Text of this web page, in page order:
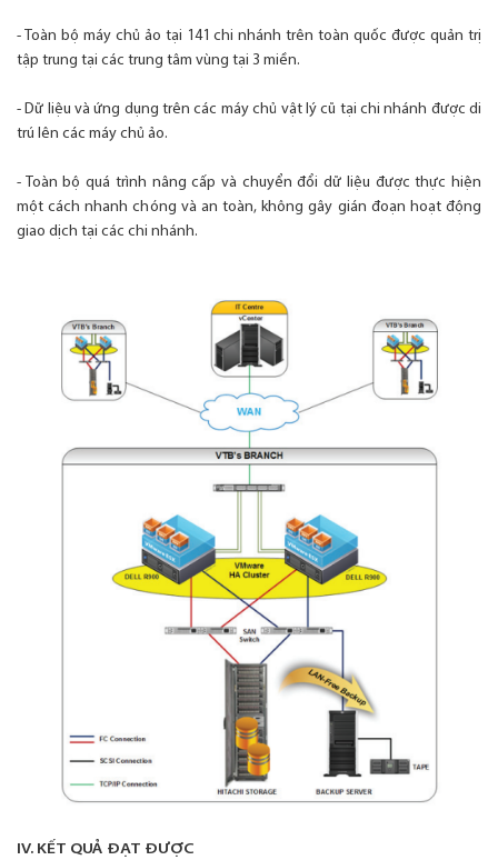
- Toàn bộ máy chủ ảo tại 141 chi nhánh trên toàn quốc được quản trị
tập trung tại các trung tâm vùng tại 3 miền.
- Dữ liệu và ứng dụng trên các máy chủ vật lý cũ tại chi nhánh được di
trú lên các máy chủ ảo.
- Toàn bộ quá trình nâng cấp và chuyển đổi dữ liệu được thực hiện
một cách nhanh chóng và an toàn, không gây gián đoạn hoạt động
giao dịch tại các chi nhánh.
IV. KẾT QUẢ ĐẠT ĐƯỢC